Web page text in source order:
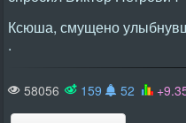
Ксюша, смущено
.
58056 159 52